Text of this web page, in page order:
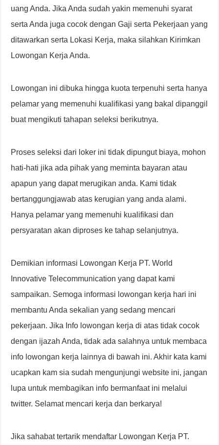
uang Anda. Jika Anda sudah yakin memenuhi syarat
serta Anda juga cocok dengan Gaji serta Pekerjaan yang
ditawarkan serta Lokasi Kerja, maka silahkan Kirimkan
Lowongan Kerja Anda.
Lowongan ini dibuka hingga kuota terpenuhi serta hanya
pelamar yang memenuhi kualifikasi yang bakal dipanggil
buat mengikuti tahapan seleksi berikutnya.
Proses seleksi dari loker ini tidak dipungut biaya, mohon
hati-hati jika ada pihak yang meminta bayaran atau
apapun yang dapat merugikan anda. Kami tidak
bertanggungjawab atas kerugian yang anda alami.
Hanya pelamar yang memenuhi kualifikasi dan
persyaratan akan diproses ke tahap selanjutnya.
Demikian informasi Lowongan Kerja PT. World
Innovative Telecommunication yang dapat kami
sampaikan. Semoga informasi lowongan kerja hari ini
membantu Anda sekalian yang sedang mencari
pekerjaan. Jika Info lowongan kerja di atas tidak cocok
dengan ijazah Anda, tidak ada salahnya untuk membaca
info lowongan kerja lainnya di bawah ini. Akhir kata kami
ucapkan kam sia sudah mengunjungi website ini, jangan
lupa untuk membagikan info bermanfaat ini melalui
twitter. Selamat mencari kerja dan berkarya!
Jika sahabat tertarik mendaftar Lowongan Kerja PT.